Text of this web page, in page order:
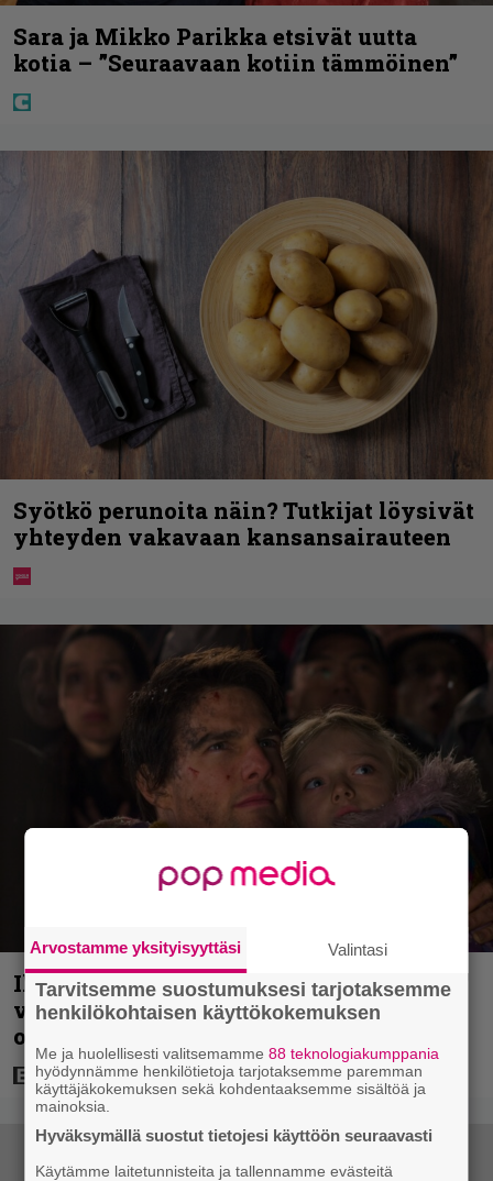
Sara ja Mikko Parikka etsivät uutta
kotia – ”Seuraavaan kotiin tämmöinen”
Syötkö perunoita näin? Tutkijat löysivät
yhteyden vakavaan kansansairauteen
Illalla tv:ssä: Huippuluokan scifi-
viihdettä 1 tunnin ajan – sen jälkeen
ohjaajan ote lipsuu
Arvostamme yksityisyyttäsi Valintasi
Tarvitsemme suostumuksesi tarjotaksemme
henkilökohtaisen käyttökokemuksen
Me ja huolellisesti valitsemamme88 teknologiakumppania
hyödynnämme henkilötietoja tarjotaksemme paremman
käyttäjäkokemuksen sekä kohdentaaksemme sisältöä ja
mainoksia.
Hyväksymällä suostut tietojesi käyttöön seuraavasti
Käytämme laitetunnisteita ja tallennamme evästeitä